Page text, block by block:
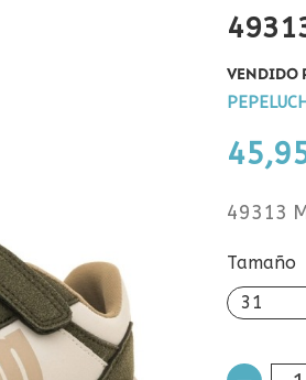
VENDIDO
49313
Tamaño